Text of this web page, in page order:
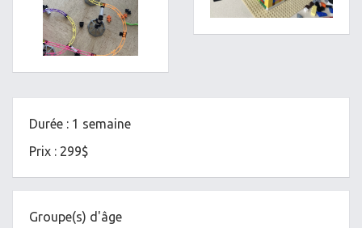
Durée : 1 semaine
Prix : 299$
Groupe(s) d'âge